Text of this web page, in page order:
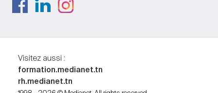
Visitez aussi :
formation.medianet.tn
rh.medianet.tn